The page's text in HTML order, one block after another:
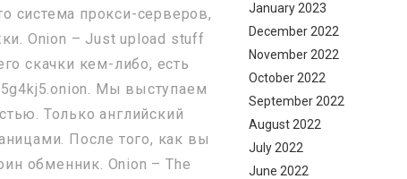
система прокси-серверов,
Onion – Just upload stuff
скачки кем-либо, есть
Мы выступаем
Только английский
После того, как вы
обменник. Onion – The
January 2023
December 2022
November 2022
October 2022
September 2022
August 2022
July 2022
June 2022